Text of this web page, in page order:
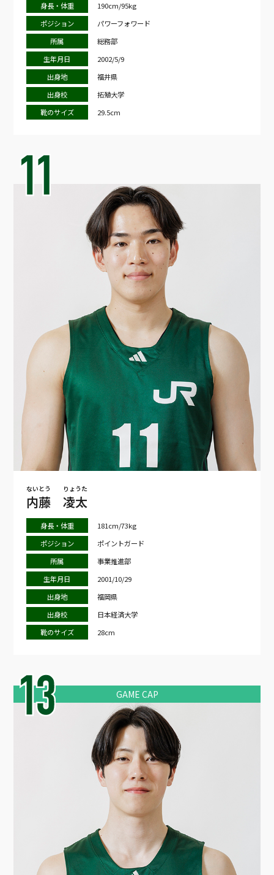
身長・体重
190cm/95kg
ポジション
パワーフォワード
所属
総務部
生年月日
2002/5/9
出身地
福井県
出身校
拓殖大学
靴のサイズ
29.5cm
内藤
ないとう
凌太
りょうた
身長・体重
181cm/73kg
ポジション
ポイントガード
所属
事業推進部
生年月日
2001/10/29
出身地
福岡県
出身校
日本経済大学
靴のサイズ
28cm
GAME CAP